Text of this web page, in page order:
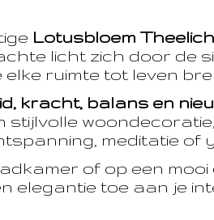
Lotusbloem
licht zich door de
ruimte tot leven
kracht, balans en
woondecoratie,
meditatie of
of op een mooi
elegantie toe aan je